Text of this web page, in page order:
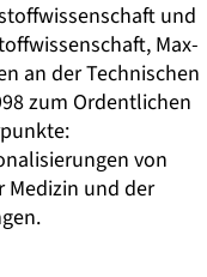
und
Max-
an der Technischen
zum Ordentlichen
von
Medizin und der